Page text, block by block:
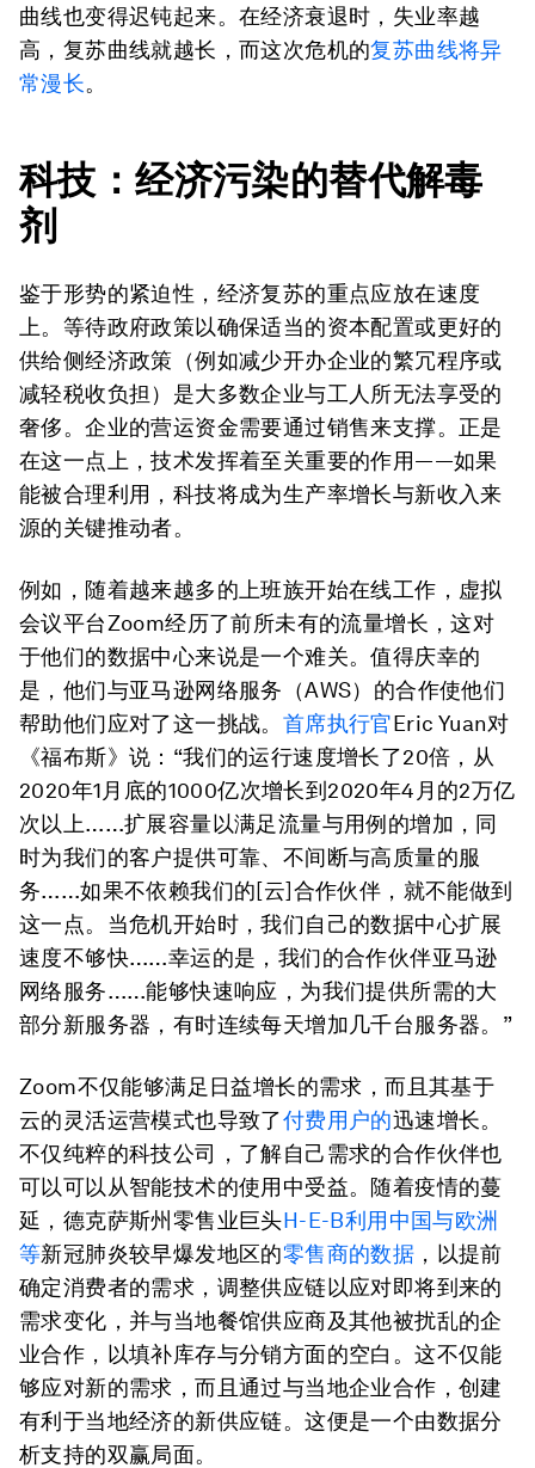
曲线也变得迟钝起来。在经济衰退时，失业率越
高，复苏曲线就越长，而这次危机的复苏曲线将异
常漫长。
科技：经济污染的替代解毒
剂
鉴于形势的紧迫性，经济复苏的重点应放在速度
上。等待政府政策以确保适当的资本配置或更好的
供给侧经济政策（例如减少开办企业的繁冗程序或
减轻税收负担）是大多数企业与工人所无法享受的
奢侈。企业的营运资金需要通过销售来支撑。正是
在这一点上，技术发挥着至关重要的作用——如果
能被合理利用，科技将成为生产率增长与新收入来
源的关键推动者。
例如，随着越来越多的上班族开始在线工作，虚拟
会议平台Zoom经历了前所未有的流量增长，这对
于他们的数据中心来说是一个难关。值得庆幸的
是，他们与亚马逊网络服务（AWS）的合作使他们
帮助他们应对了这一挑战。 首席执行官Eric Yuan对
《福布斯》说：“我们的运行速度增长了20倍，从
2020年1月底的1000亿次增长到2020年4月的2万亿
次以上……扩展容量以满足流量与用例的增加，同
时为我们的客户提供可靠、不间断与高质量的服
务……如果不依赖我们的[云]合作伙伴，就不能做到
这一点。当危机开始时，我们自己的数据中心扩展
速度不够快……幸运的是，我们的合作伙伴亚马逊
网络服务……能够快速响应，为我们提供所需的大
部分新服务器，有时连续每天增加几千台服务器。”
Zoom不仅能够满足日益增长的需求，而且其基于
云的灵活运营模式也导致了付费用户的迅速增长。
不仅纯粹的科技公司，了解自己需求的合作伙伴也
可以可以从智能技术的使用中受益。随着疫情的蔓
延，德克萨斯州零售业巨头H-E-B利用中国与欧洲
等新冠肺炎较早爆发地区的零售商的数据 ，以提前
确定消费者的需求，调整供应链以应对即将到来的
需求变化，并与当地餐馆供应商及其他被扰乱的企
业合作，以填补库存与分销方面的空白。这不仅能
够应对新的需求，而且通过与当地企业合作，创建
有利于当地经济的新供应链。这便是一个由数据分
析支持的双赢局面。